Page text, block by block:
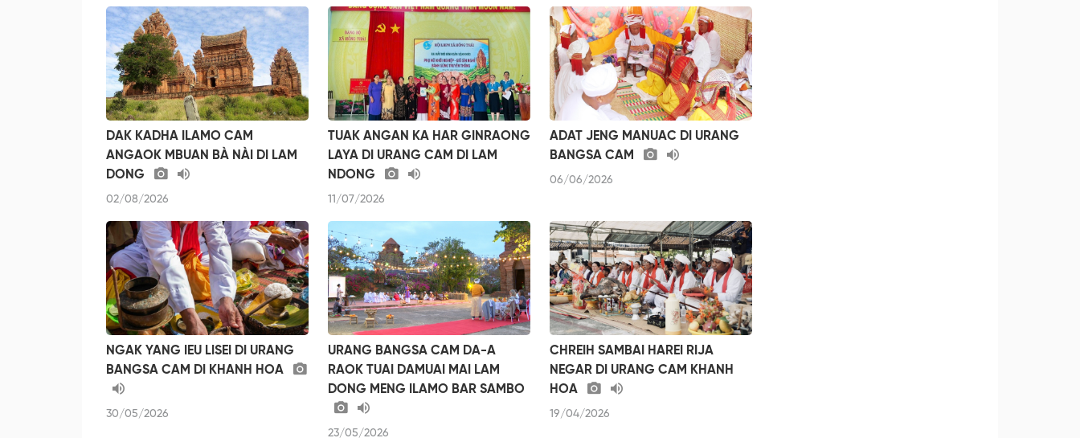
DAK KADHA ILAMO CAM
ANGAOK MBUAN BÀ NÀI DI LAM
DONG
02/08/2026
TUAK ANGAN KA HAR GINRAONG
LAYA DI URANG CAM DI LAM
NDONG
11/07/2026
ADAT JENG MANUAC DI URANG
BANGSA CAM
06/06/2026
NGAK YANG IEU LISEI DI URANG
BANGSA CAM DI KHANH HOA
30/05/2026
URANG BANGSA CAM DA-A
RAOK TUAI DAMUAI MAI LAM
DONG MENG ILAMO BAR SAMBO
23/05/2026
CHREIH SAMBAI HAREI RIJA
NEGAR DI URANG CAM KHANH
HOA
19/04/2026